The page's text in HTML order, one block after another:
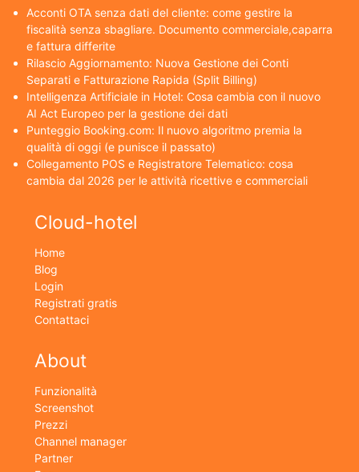
Acconti OTA senza dati del cliente: come gestire la
fiscalità senza sbagliare. Documento commerciale,caparra
e fattura differite
Rilascio Aggiornamento: Nuova Gestione dei Conti
Separati e Fatturazione Rapida (Split Billing)
Intelligenza Artificiale in Hotel: Cosa cambia con il nuovo
AI Act Europeo per la gestione dei dati
Punteggio Booking.com: Il nuovo algoritmo premia la
qualità di oggi (e punisce il passato)
Collegamento POS e Registratore Telematico: cosa
cambia dal 2026 per le attività ricettive e commerciali
Cloud-hotel
Home
Blog
Login
Registrati gratis
Contattaci
About
Funzionalità
Screenshot
Prezzi
Channel manager
Partner